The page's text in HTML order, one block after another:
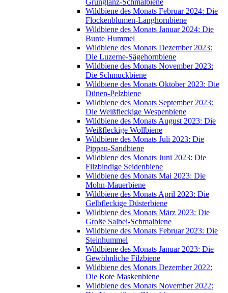
Grünglanz-Schmalbiene
Wildbiene des Monats Februar 2024: Die
Flockenblumen-Langhornbiene
Wildbiene des Monats Januar 2024: Die
Bunte Hummel
Wildbiene des Monats Dezember 2023:
Die Luzerne-Sägehornbiene
Wildbiene des Monats November 2023:
Die Schmuckbiene
Wildbiene des Monats Oktober 2023: Die
Dünen-Pelzbiene
Wildbiene des Monats September 2023:
Die Weißfleckige Wespenbiene
Wildbiene des Monats August 2023: Die
Weißfleckige Wollbiene
Wildbiene des Monats Juli 2023: Die
Pippau-Sandbiene
Wildbiene des Monats Juni 2023: Die
Filzbindige Seidenbiene
Wildbiene des Monats Mai 2023: Die
Mohn-Mauerbiene
Wildbiene des Monats April 2023: Die
Gelbfleckige Düsterbiene
Wildbiene des Monats März 2023: Die
Große Salbei-Schmalbiene
Wildbiene des Monats Februar 2023: Die
Steinhummel
Wildbiene des Monats Januar 2023: Die
Gewöhnliche Filzbiene
Wildbiene des Monats Dezember 2022:
Die Rote Maskenbiene
Wildbiene des Monats November 2022: